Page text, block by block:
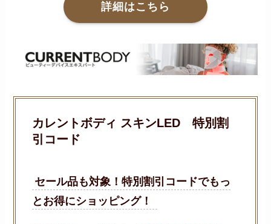
詳細はこちら
カレントボディ スキンLED 特別割
引コード
セール品も対象！特別割引コードでもっ
とお得にショッピング！